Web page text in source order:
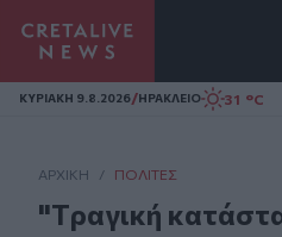
Homepage
ΚΥΡΙΑΚΗ 9.8.2026/ΗΡΑΚΛΕΙΟ 31 °C
ΑΡΧΙΚΗ / ΠΟΛΊΤΕΣ
"Tραγική